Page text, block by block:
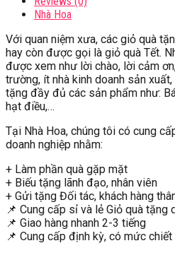
Nhà Hoa
Với quan niệm xưa, các giỏ quà
hay còn được gọi là giỏ quà Tết.
được xem như lời chào, lời cảm
trường, ít nhà kinh doanh sản
tặng đầy đủ các sản phẩm như:
hạt điều,…
Tại Nhà Hoa, chúng tôi có cung
doanh nghiệp nhằm:
+ Làm phần quà gặp mặt
+ Biếu tặng lãnh đạo, nhân viên
+ Gửi tặng Đối tác, khách hàng
📌 Cung cấp sỉ và lẻ Giỏ quà tặng
📌 Giao hàng nhanh 2-3 tiếng
📌 Cung cấp định kỳ, có mức